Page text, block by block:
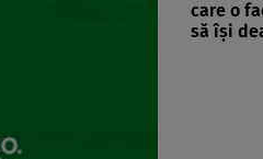
care o
să își